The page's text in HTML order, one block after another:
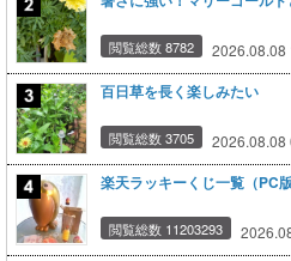
閲覧総数 8782 2026.08.08
百日草を長く楽しみたい
閲覧総数 3705 2026.08.08
楽天ラッキーくじ一覧（PC版
閲覧総数 11203293